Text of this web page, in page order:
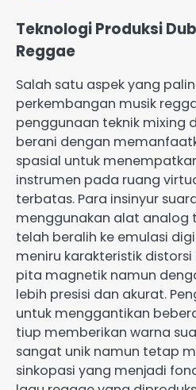
Teknologi Produksi
Reggae
Salah satu aspek yang
perkembangan musik
penggunaan teknik mixing
berani dengan
spasial untuk
instrumen pada ruang
terbatas. Para insinyur
menggunakan alat analog
telah beralih ke emulasi
meniru karakteristik
pita magnetik namun
lebih presisi dan akurat.
untuk menggantikan
tiup memberikan warna
sangat unik namun tetap
sinkopasi yang menjadi